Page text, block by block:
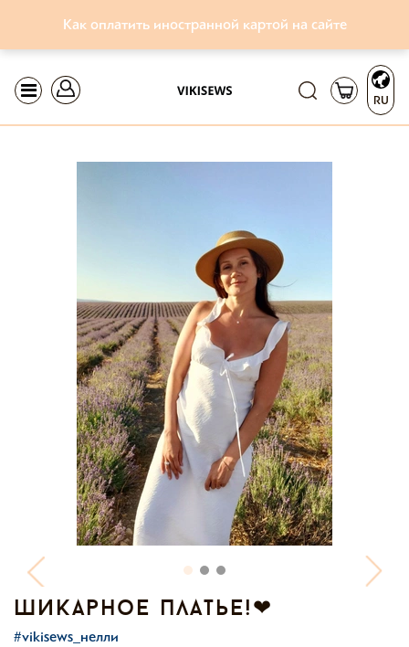
Как оплатить иностранной картой на сайте
RU
шикарное платье!❤
#vikisews_нелли